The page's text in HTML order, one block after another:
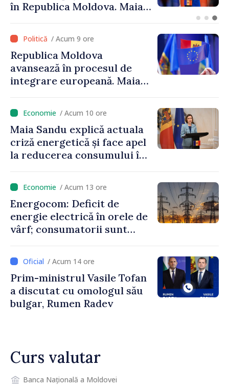
mandat deplin. Președinta
libere și corecte””
/ Acum 9 ore
Republica Moldova
avansează în procesul de
integrare europeană. Maia
niciun stat”
/ Acum 10 ore
Maia Sandu explică actuala
criză energetică și face apel
la reducerea consumului în
putem menține prețurile la
un nivel mai mic”
/ Acum 13 ore
Energocom: Deficit de
energie electrică în orele de
vârf; consumatorii sunt
/ Acum 14 ore
Prim-ministrul Vasile Tofan
a discutat cu omologul său
bulgar, Rumen Radev
Curs valutar
Banca Națională a Moldovei